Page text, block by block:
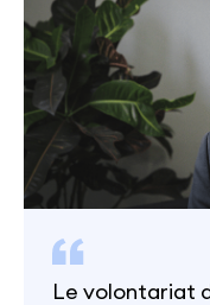
Le volontariat